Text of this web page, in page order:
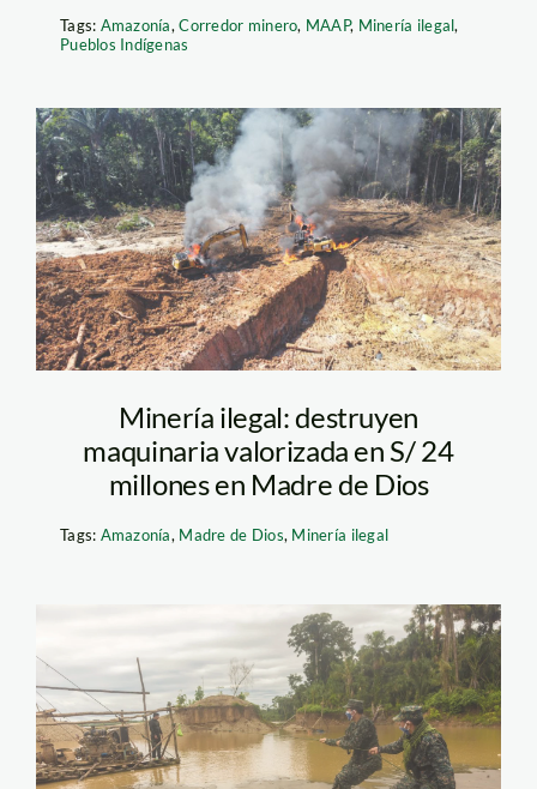
Tags: Amazonía,Corredor minero, MAAP, Minería ilegal,
Pueblos Indígenas
mineria ilegal –
barranco chico –
madre de dios – fema
Minería ilegal: destruyen
maquinaria valorizada en S/ 24
millones en Madre de Dios
Tags: Amazonía, Madre de Dios, Minería ilegal
FEMA MDD